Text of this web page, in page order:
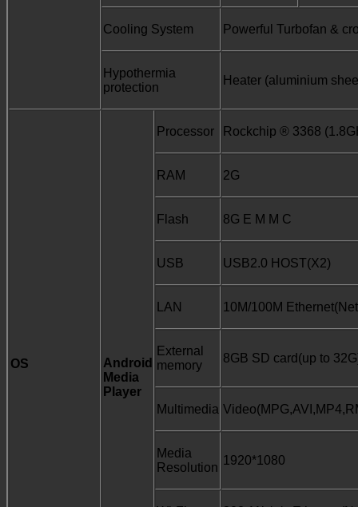
Cooling System Powerful Turbofan &
Hypothermia
protection
Heater (aluminium
OS
Android
Media
Player
Processor Rockchip ® 3368
RAM 2G
Flash 8G E M M C
USB USB2.0 HOST(X2)
LAN 10M/100M
External
memory
8GB SD card(up to
Multimedia
Media
Resolution
1920*1080